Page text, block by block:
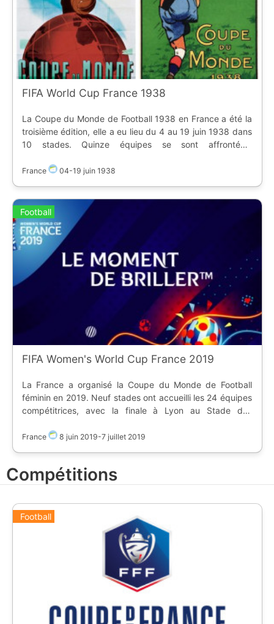
FIFA World Cup France 1938
La Coupe du Monde de Football 1938 en France a été la
troisième édition, elle a eu lieu du 4 au 19 juin 1938 dans
10 stades. Quinze équipes se sont affrontées.
France 04-19 juin 1938
Football
FIFA Women's World Cup France 2019
La France a organisé la Coupe du Monde de Football
féminin en 2019. Neuf stades ont accueilli les 24 équipes
compétitrices, avec la finale à Lyon au Stade des
Pays-Bas 3. [flag:se] Suède
France 8 juin 2019-7 juillet 2019
Compétitions
Football